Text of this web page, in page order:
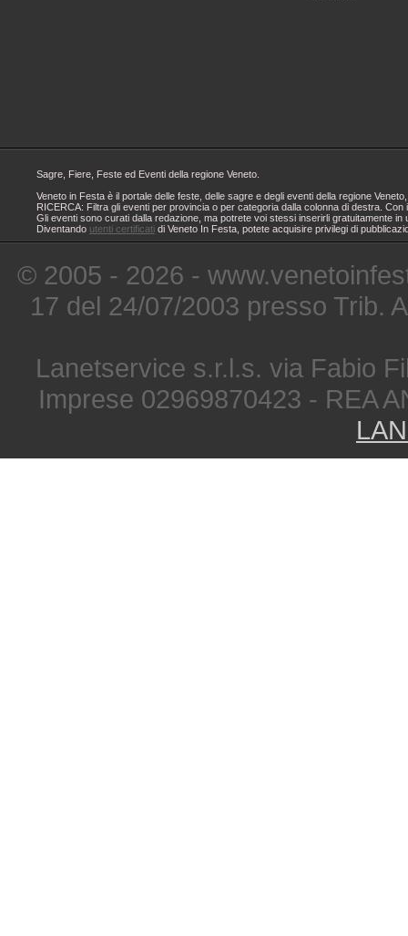
Sagre, Fiere, Feste ed Eventi della regione Veneto.
Veneto in Festa è il portale delle feste, delle sagre e degli eventi della regione
RICERCA: Filtra gli eventi per provincia o per categoria dalla colonna di destra.
Gli eventi sono curati dalla redazione, ma potrete voi stessi inserirli gratuitamente
Diventando utenti certificati di Veneto In Festa, potete acquisire privilegi di
© 2005 - 2026 -
17 del 24/07/2003 presso Trib.
Lanetservice s.r.l.s. via Fabio
Imprese 02969870423 - REA